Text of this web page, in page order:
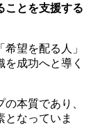
ことを支援する
望を配る人」
成功へと導く
本質であり、
となっていま